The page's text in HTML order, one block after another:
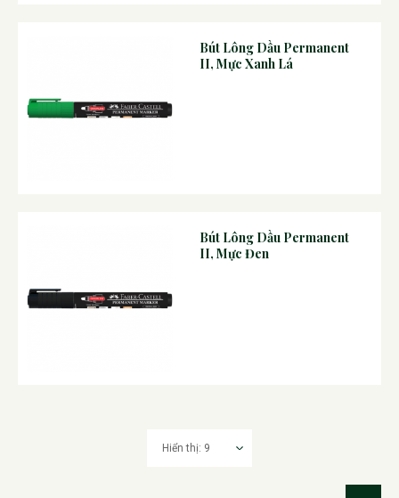
Bút Lông Dầu Permanent
II, Mực Xanh Lá
Bút Lông Dầu Permanent
II, Mực Đen